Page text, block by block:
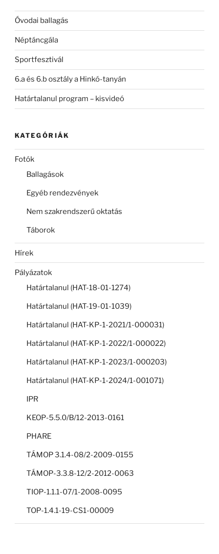
Óvodai ballagás
Néptáncgála
Sportfesztivál
6.a és 6.b osztály a Hinkó-tanyán
Határtalanul program – kisvideó
KATEGÓRIÁK
Fotók
Ballagások
Egyéb rendezvények
Nem szakrendszerű oktatás
Táborok
Hírek
Pályázatok
Határtalanul (HAT-18-01-1274)
Határtalanul (HAT-19-01-1039)
Határtalanul (HAT-KP-1-2021/1-000031)
Határtalanul (HAT-KP-1-2022/1-000022)
Határtalanul (HAT-KP-1-2023/1-000203)
Határtalanul (HAT-KP-1-2024/1-001071)
IPR
KEOP-5.5.0/B/12-2013-0161
PHARE
TÁMOP 3.1.4-08/2-2009-0155
TÁMOP-3.3.8-12/2-2012-0063
TIOP-1.1.1-07/1-2008-0095
TOP-1.4.1-19-CS1-00009